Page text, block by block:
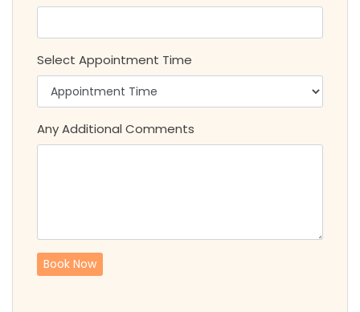
Select Appointment Time
Any Additional Comments